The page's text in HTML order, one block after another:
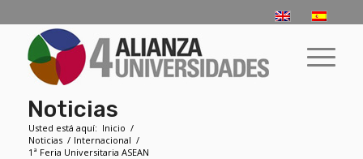
Noticias
Usted está aquí: Inicio /
Noticias / Internacional /
1ª Feria Universitaria ASEAN